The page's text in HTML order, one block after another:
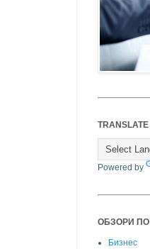
Powered by
ОБЗОРИ ПО
Бизнес